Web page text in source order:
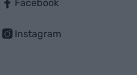
Facebook
Instagram